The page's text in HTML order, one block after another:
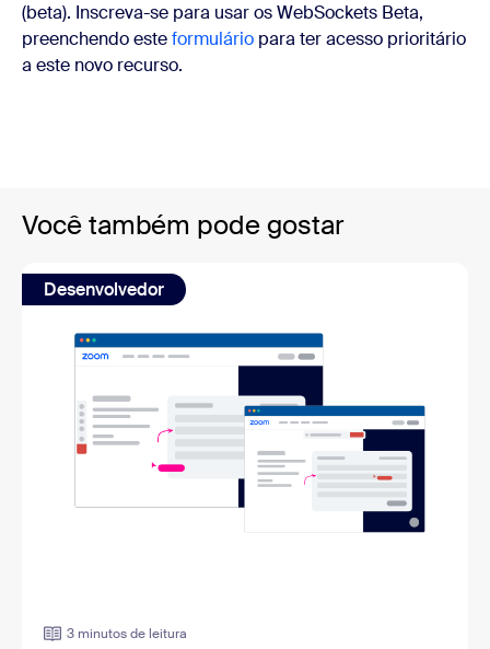
(beta). Inscreva-se para usar os WebSockets Beta,
preenchendo esteformulário para ter acesso prioritário
a este novo recurso.
Você também pode gostar
Desenvolvedor
3 minutos de leitura